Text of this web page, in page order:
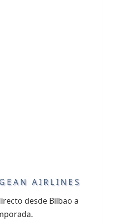
AIRLINES
desde Bilbao a